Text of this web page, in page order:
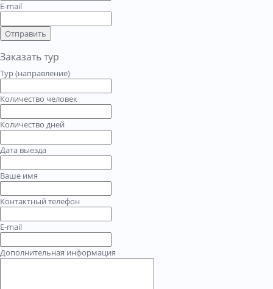
E-mail
Отправить
Заказать тур
Тур (направление)
Количество человек
Количество дней
Дата выезда
Ваше имя
Контактный телефон
E-mail
Дополнительная информация